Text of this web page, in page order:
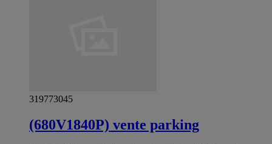
319773045
(680V1840P) vente parking